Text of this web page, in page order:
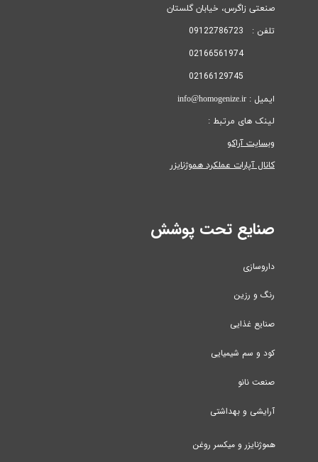
صنعتی زاگرس، خیابان گلستان
تلفن : 09122786723
02166561974
ایمیل : info@homogenize.ir
لینک های مرتبط :
وبسایت آراکو
کانال آپارات عملکرد هموژنایزر
صنایع تحت پوشش
داروسازی
رنگ و رزین
صنایع غذایی
کود و سم شیمیایی
صنعت نانو
آرایشی و بهداشتی
هموژنایزر و میکسر روغن